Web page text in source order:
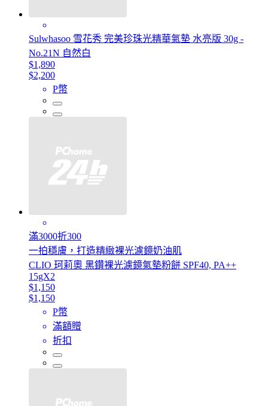
Sulwhasoo 雪花秀 完美珍珠光精華氣墊 水亮版 30g -
No.21N 自然白
$1,890
$2,200
P幣
滿3000折300
一拍穩膚，打造精緻裸光濾鏡奶油肌
CLIO 珂莉奧 黑鑽裸光濾鏡氣墊粉餅 SPF40, PA++
15gX2
$1,150
$1,150
P幣
滿額贈
折扣